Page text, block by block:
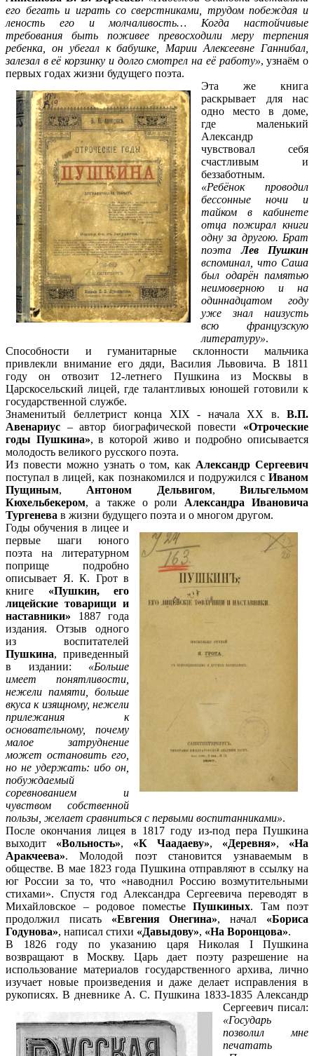
его бегать и играть со сверстниками, трудом побеждая и
леность его и молчаливость… Когда настойчивые
требования быть поживее превосходили меру терпения
ребенка, он убегал к бабушке, Марии Алексеевне Ганнибал,
залезал в её корзинку и долго смотрел на её работу», узнаём о
первых годах жизни будущего поэта.
Эта же книга
раскрывает для нас
одно место в доме,
где маленький
Александр
чувствовал себя
счастливым и
беззаботным.
«Ребёнок проводил
бессонные ночи и
тайком в кабинете
отца пожирал книги
одну за другою. Брат
поэтаЛев Пушкин
вспоминал, что Саша
был одарён памятью
неимоверною и на
одиннадцатом году
уже знал наизусть
всю французскую
литературу».
Способности и гуманитарные склонности мальчика
привлекли внимание его дяди, Василия Львовича. В 1811
году он отвозит 12-летнего Пушкина из Москвы в
Царскосельский лицей, где талантливых юношей готовили к
государственной службе.
Знаменитый беллетрист конца XIX - начала XX в. В.П.
Авенариус – автор биографической повести «Отроческие
годы Пушкина», в которой живо и подробно описывается
молодость великого русского поэта.
Из повести можно узнать о том, как Александр Сергеевич
поступал в лицей, как познакомился и подружился с Иваном
Пущиным, Антоном Дельвигом,Вильгельмом
Кюхельбекером, а также о роли Александра Ивановича
Тургенева в жизни будущего поэта и о многом другом.
Годы обучения в лицее и
первые шаги юного
поэта на литературном
поприще подробно
описывает Я. К. Грот в
книге «Пушкин, его
лицейские товарищи и
наставники» 1887 года
издания. Отзыв одного
из воспитателей
Пушкина, приведенный
в издании: «Больше
имеет понятливости,
нежели памяти, больше
вкуса к изящному, нежели
прилежания к
основательному, почему
малое затруднение
может остановить его,
но не удержать: ибо он,
побуждаемый
соревнованием и
чувством собственной
пользы, желает сравниться с первыми воспитанниками».
После окончания лицея в 1817 году из-под пера Пушкина
выходит «Вольность», «К Чаадаеву», «Деревня», «На
Аракчеева». Молодой поэт становится узнаваемым в
обществе. В мае 1823 года Пушкина отправляют в ссылку на
юг России за то, что «наводнил Россию возмутительными
стихами». Спустя год Александра Сергеевича переводят в
Михайловское – родовое поместье Пушкиных. Там поэт
продолжил писать «Евгения Онегина», начал «Бориса
Годунова», написал стихи «Давыдову», «На Воронцова».
В 1826 году по указанию царя Николая I Пушкина
возвращают в Москву. Царь дает поэту разрешение на
использование материалов государственного архива, лично
изучает новые произведения и даже делает исправления в
рукописях. В дневнике А. С. Пушкина 1833-1835 Александр
Сергеевич писал:
«Государь
позволил мне
печатать